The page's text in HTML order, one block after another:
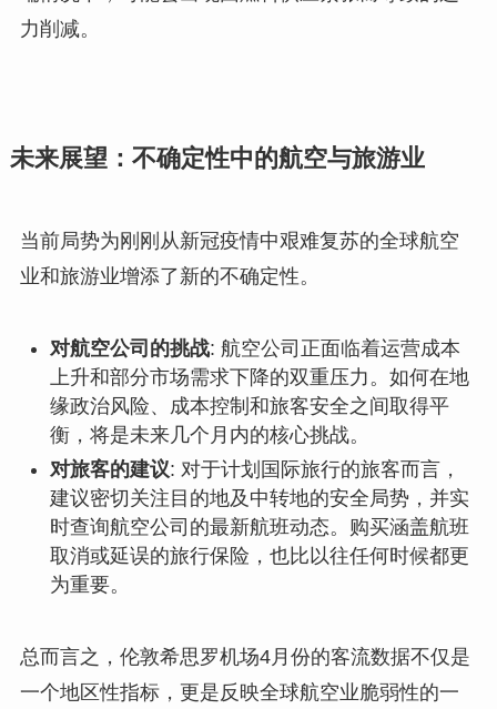
力削减。
未来展望：不确定性中的航空与旅游业
当前局势为刚刚从新冠疫情中艰难复苏的全球航空
业和旅游业增添了新的不确定性。
对航空公司的挑战: 航空公司正面临着运营成本
上升和部分市场需求下降的双重压力。如何在地
缘政治风险、成本控制和旅客安全之间取得平
衡，将是未来几个月内的核心挑战。
对旅客的建议: 对于计划国际旅行的旅客而言，
建议密切关注目的地及中转地的安全局势，并实
时查询航空公司的最新航班动态。购买涵盖航班
取消或延误的旅行保险，也比以往任何时候都更
为重要。
总而言之，伦敦希思罗机场4月份的客流数据不仅是
一个地区性指标，更是反映全球航空业脆弱性的一